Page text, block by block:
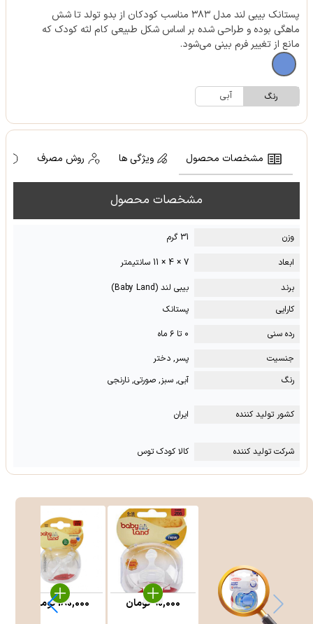
پستانک بیبی لند مدل ۳۸۳ مناسب کودکان از بدو تولد تا شش
ماهگی بوده و طراحی شده بر اساس شکل طبیعی کام لثه کودک که
مانع از تغییر فرم بینی می‌شود.
رنگ آبی
مشخصات محصول ویژگی ها روش مصرف
مشخصات محصول
وزن
31 گرم
ابعاد
7 × 4 × 11 سانتیمتر
برند
بیبی لند (Baby Land)
کارایی
پستانک
رده سنی
۰ تا ۶ ماه
جنسیت
پسر, دختر
رنگ
آبی, سبز, صورتی, نارنجی
کشور تولید کننده ایران
شرکت تولید کننده کالا کودک توس
90,000تومان 180,000تومان